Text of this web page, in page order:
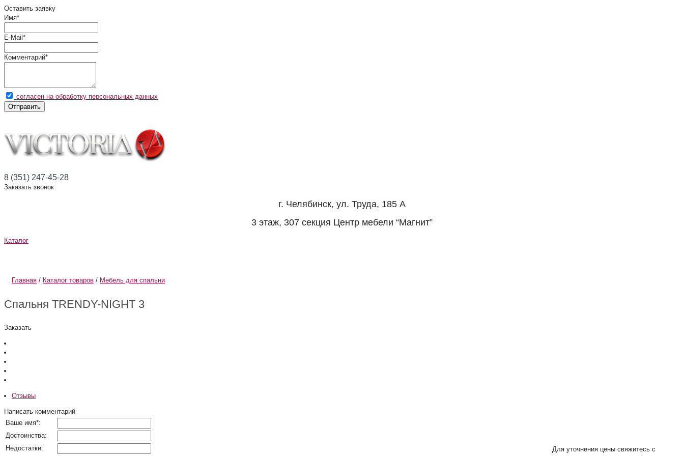
Оставить заявку
Имя*
E-Mail *
Комментарий*
согласен на обработку персональных данных
Отправить
8 (351) 247-45-28
Заказать звонок
г. Челябинск, ул. Труда, 185 А
3 этаж, 307 секция Центр мебели “Магнит”
Каталог
Главная / Каталог товаров / Мебель для спальни
Спальня TRENDY-NIGHT 3
Заказать
Для уточнения цены свяжитесь с
Отзывы
Написать комментарий
Ваше имя*:
Достоинства:
Недостатки: